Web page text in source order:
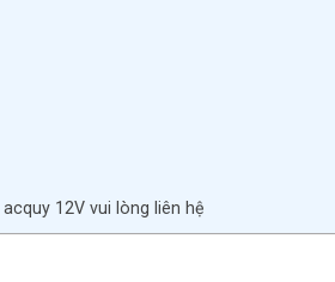
12V vui lòng liên hệ